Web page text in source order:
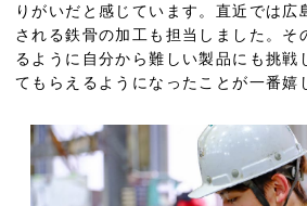
りがいだと感じています。直近では
される鉄骨の加工も担当しました。
るように自分から難しい製品にも挑
てもらえるようになったことが一番嬉